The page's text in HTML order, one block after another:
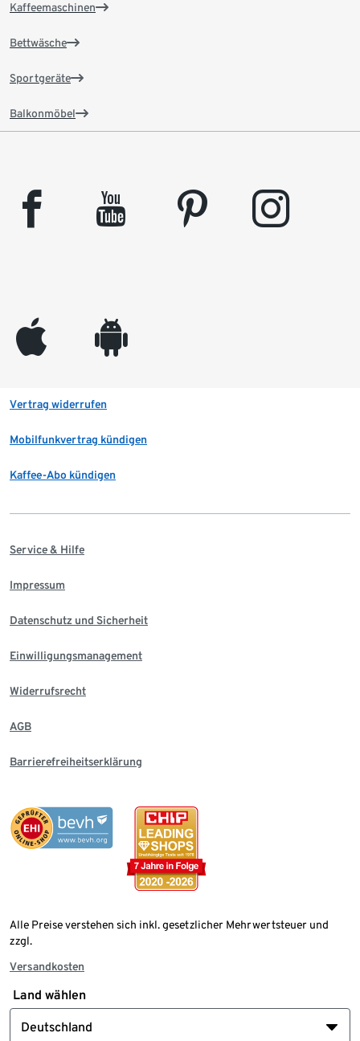
Kaffeemaschinen
Bettwäsche
Sportgeräte
Balkonmöbel
facebook youtube pinterest instagram
appleinc android
Vertrag widerrufen
Mobilfunkvertrag kündigen
Kaffee-Abo kündigen
Service & Hilfe
Impressum
Datenschutz und Sicherheit
Einwilligungsmanagement
Widerrufsrecht
AGB
Barrierefreiheitserklärung
Alle Preise verstehen sich inkl. gesetzlicher Mehrwertsteuer und
zzgl.
Versandkosten
Land wählen
Deutschland